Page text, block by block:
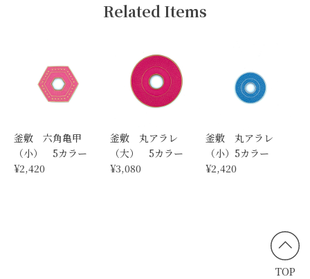
Related Items
釜敷 六角亀甲
（小） 5カラー
¥2,420
釜敷 丸アラレ
（大） 5カラー
¥3,080
釜敷 丸アラレ
（小）5カラー
¥2,420
TOP